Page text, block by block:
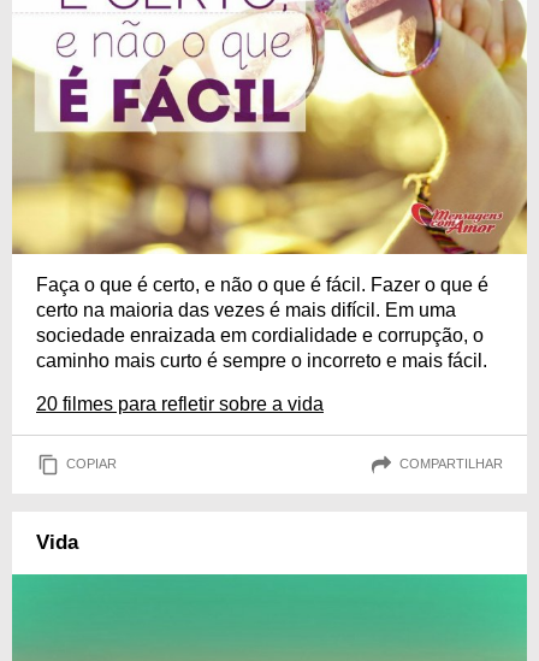
Faça o que é certo, e não o que é fácil. Fazer o que é
certo na maioria das vezes é mais difícil. Em uma
sociedade enraizada em cordialidade e corrupção, o
caminho mais curto é sempre o incorreto e mais fácil.
20 filmes para refletir sobre a vida
COPIAR COMPARTILHAR
Vida